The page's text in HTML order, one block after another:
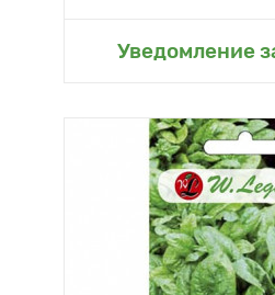
Уведомление